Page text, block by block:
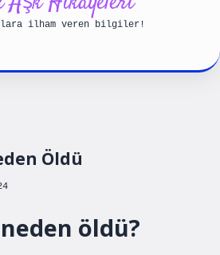
ilham veren bilgiler!
Öldü
öldü?